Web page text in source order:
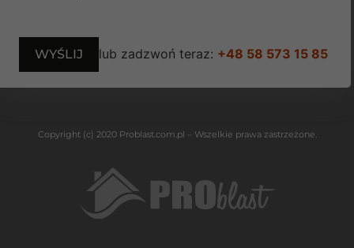
lub zadzwoń teraz: +48 58 573 15 85
Copyright (c) 2020 Problast.com.pl – Wszelkie prawa zastrzeżone.